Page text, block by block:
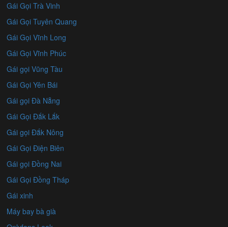
Gái Gọi Trà Vinh
Gái Gọi Tuyên Quang
Gái Gọi Vĩnh Long
Gái Gọi Vĩnh Phúc
Gái gọi Vũng Tàu
Gái Gọi Yên Bái
Gái gọi Đà Nẵng
Gái Gọi Đắk Lắk
Gái gọi Đắk Nông
Gái Gọi Điện Biên
Gái gọi Đồng Nai
Gái Gọi Đồng Tháp
Gái xinh
Máy bay bà già